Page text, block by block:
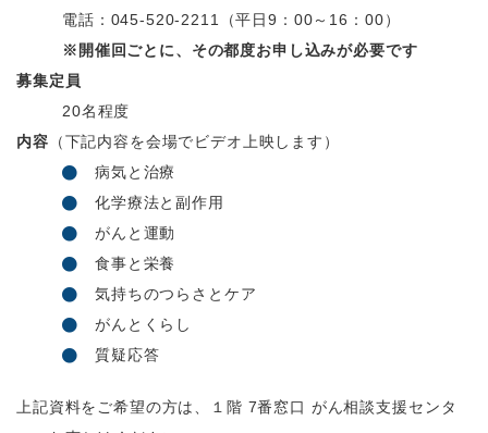
電話：045‐520‐2211（平日9：00～16：00）
※開催回ごとに、その都度お申し込みが必要です
募集定員
20名程度
内容 （下記内容を会場でビデオ上映します）
病気と治療
化学療法と副作用
がんと運動
食事と栄養
気持ちのつらさとケア
がんとくらし
質疑応答
上記資料をご希望の方は、１階 7番窓口 がん相談支援センタ